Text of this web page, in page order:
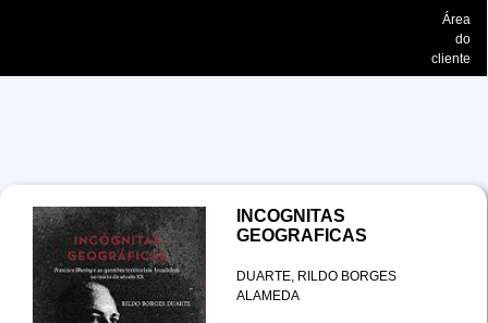
Área
do
cliente
INCOGNITAS
GEOGRAFICAS
DUARTE, RILDO BORGES
ALAMEDA